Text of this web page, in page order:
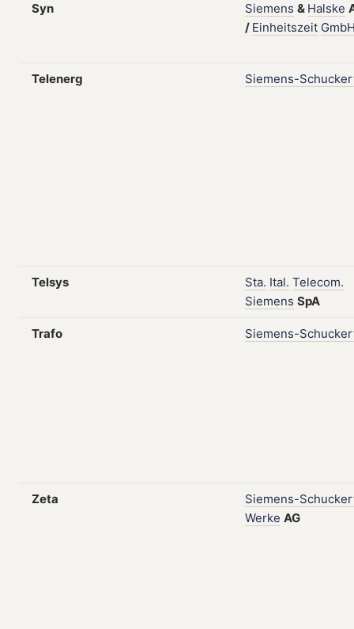
Syn Siemens & Halske
/ Einheitszeit
Telenerg Siemens-
Telsys Sta. Ital. Telecom.
Siemens SpA
Trafo Siemens-
Zeta
Siemens-
Werke AG